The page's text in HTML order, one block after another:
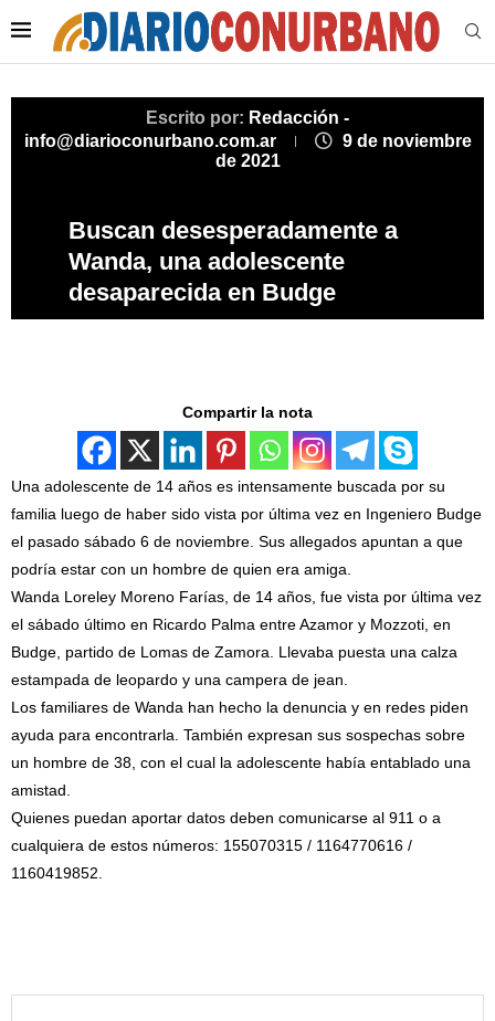
Escrito por: Redacción -
info@diarioconurbano.com.ar
9 de noviembre
de 2021
Buscan desesperadamente a
Wanda, una adolescente
desaparecida en Budge
Compartir la nota
Una adolescente de 14 años es intensamente buscada por su
familia luego de haber sido vista por última vez en Ingeniero Budge
el pasado sábado 6 de noviembre. Sus allegados apuntan a que
podría estar con un hombre de quien era amiga.
Wanda Loreley Moreno Farías, de 14 años, fue vista por última vez
el sábado último en Ricardo Palma entre Azamor y Mozzoti, en
Budge, partido de Lomas de Zamora. Llevaba puesta una calza
estampada de leopardo y una campera de jean.
Los familiares de Wanda han hecho la denuncia y en redes piden
ayuda para encontrarla. También expresan sus sospechas sobre
un hombre de 38, con el cual la adolescente había entablado una
amistad.
Quienes puedan aportar datos deben comunicarse al 911 o a
cualquiera de estos números: 155070315 / 1164770616 /
1160419852.